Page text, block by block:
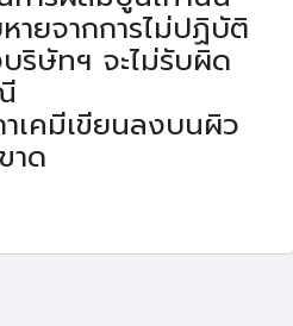
ายจากการไม่ปฏิบัติ
ริษัทฯ จะไม่รับผิด
เคมีเขียนลงบนผิว
าด